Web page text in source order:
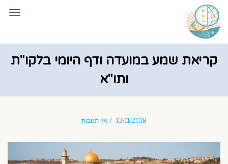
קריאת שמע במועדה ודף היומי בלקו"ת
ותו"א
13/11/2018 אין תגובות